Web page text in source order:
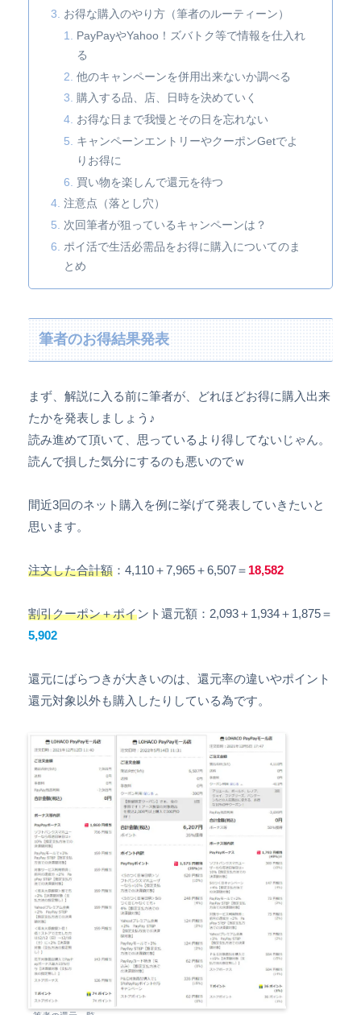
お得な購入のやり方（筆者のルーティーン）
PayPayやYahoo！ズバトク等で情報を仕入れ
る
他のキャンペーンを併用出来ないか調べる
購入する品、店、日時を決めていく
お得な日まで我慢とその日を忘れない
キャンペーンエントリーやクーポンGetでよ
りお得に
買い物を楽しんで還元を待つ
注意点（落とし穴）
次回筆者が狙っているキャンペーンは？
ポイ活で生活必需品をお得に購入についてのま
とめ
筆者のお得結果発表
まず、解説に入る前に筆者が、どれほどお得に購入出来
たかを発表しましょう♪
読み進めて頂いて、思っているより得してないじゃん。
読んで損した気分にするのも悪いのでｗ
間近3回のネット購入を例に挙げて発表していきたいと
思います。
注文した合計額 ：4,110＋7,965＋6,507＝ 18,582
割引クーポン＋ポイント還元額：2,093＋1,934＋1,875＝
5,902
還元にばらつきが大きいのは、還元率の違いやポイント
還元対象以外も購入したりしている為です。